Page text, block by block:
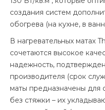
создания систем
обогрева (на кухне, в
В нагревательных матах
сочетаются высокое
надежность,
производителя (срок
маты предназначены для
без стяжки – их